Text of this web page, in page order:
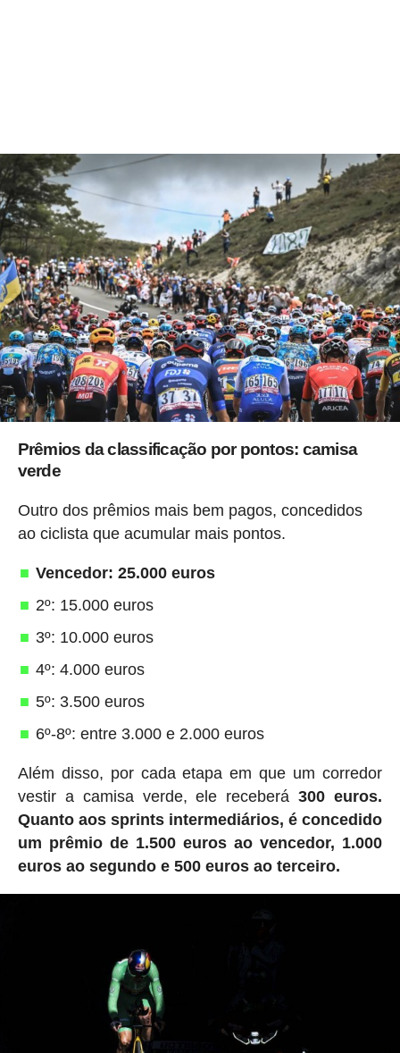
Prêmios da classificação por pontos: camisa
verde
Outro dos prêmios mais bem pagos, concedidos
ao ciclista que acumular mais pontos.
Vencedor: 25.000 euros
2º: 15.000 euros
3º: 10.000 euros
4º: 4.000 euros
5º: 3.500 euros
6º-8º: entre 3.000 e 2.000 euros
Além disso, por cada etapa em que um corredor
vestir a camisa verde, ele receberá300 euros.
Quanto aos sprints intermediários, é concedido
um prêmio de 1.500 euros ao vencedor, 1.000
euros ao segundo e 500 euros ao terceiro.